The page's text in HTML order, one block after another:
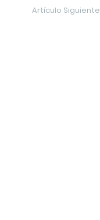
Artículo Siguiente